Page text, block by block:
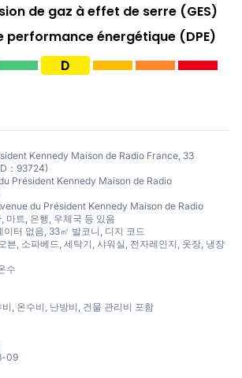
de gaz à effet de serre (GES)
performance énergétique (DPE)
D
Kennedy Maison de Radio France, 33
：93724)
Président Kennedy Maison de Radio
du Président Kennedy Maison de Radio
트, 은행, 우체국 등 있음
터 없음, 33㎡ 발코니, 디지 코드
븐, 소파베드, 세탁기, 샤워실, 전자레인지, 옷장, 냉장
수
, 온수비, 난방비, 건물 관리비 포함
09